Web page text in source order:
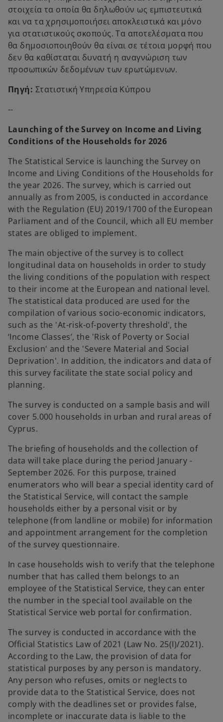
στοιχεία τα οποία θα δηλωθούν ως εμπιστευτικά
και να τα χρησιμοποιήσει αποκλειστικά και μόνο
για στατιστικούς σκοπούς. Τα αποτελέσματα που
θα δημοσιοποιηθούν θα είναι σε τέτοια μορφή που
δεν θα καθίσταται δυνατή η αναγνώριση των
προσωπικών δεδομένων των ερωτώμενων.
Πηγή: Στατιστική Υπηρεσία Κύπρου
--
Launching of the Survey on Income and Living
Conditions of the Households for 2026
The Statistical Service is launching the Survey on
Income and Living Conditions of the Households for
the year 2026. The survey, which is carried out
annually as from 2005, is conducted in accordance
with the Regulation (EU) 2019/1700 of the European
Parliament and of the Council, which all EU member
states are obliged to implement.
The main objective of the survey is to collect
longitudinal data on households in order to study
the living conditions of the population with respect
to their income at the European and national level.
The statistical data produced are used for the
compilation of various socio-economic indicators,
such as the 'At-risk-of-poverty threshold', the
‘Income Classes’, the 'Risk of Poverty or Social
Exclusion' and the 'Severe Material and Social
Deprivation'. In addition, the indicators and data of
this survey facilitate the state social policy and
planning.
The survey is conducted on a sample basis and will
cover 5.000 households in urban and rural areas of
Cyprus.
The briefing of households and the collection of
data will take place during the period January -
September 2026. For this purpose, trained
enumerators who will bear a special identity card of
the Statistical Service, will contact the sample
households either by a personal visit or by
telephone (from landline or mobile) for information
and appointment arrangement for the completion
of the survey questionnaire.
In case households wish to verify that the telephone
number that has called them belongs to an
employee of the Statistical Service, they can enter
the number in the special tool available on the
Statistical Service web portal for confirmation.
The survey is conducted in accordance with the
Official Statistics Law of 2021 (Law No. 25(I)/2021).
According to the Law, the provision of data for
statistical purposes by any person is mandatory.
Any person who refuses, omits or neglects to
provide data to the Statistical Service, does not
comply with the deadlines set or provides false,
incomplete or inaccurate data is liable to the